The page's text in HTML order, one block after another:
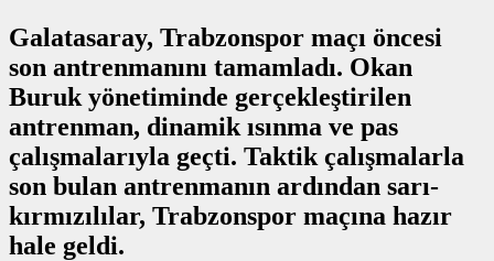
Galatasaray, Trabzonspor maçı öncesi
son antrenmanını tamamladı. Okan
Buruk yönetiminde gerçekleştirilen
antrenman, dinamik ısınma ve pas
çalışmalarıyla geçti. Taktik çalışmalarla
son bulan antrenmanın ardından sarı-
kırmızılılar, Trabzonspor maçına hazır
hale geldi.